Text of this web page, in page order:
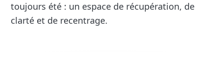
toujours été : un espace de récupération, de
clarté et de recentrage.